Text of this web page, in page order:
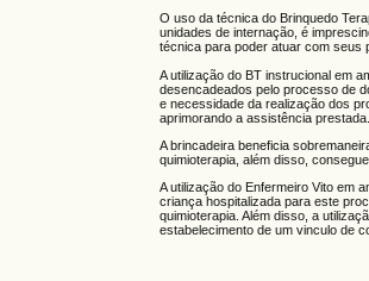
O uso da técnica do Brinquedo
unidades de internação, é
técnica para poder atuar com seus
A utilização do BT instrucional em
desencadeados pelo processo de
e necessidade da realização dos
aprimorando a assistência prestada.
A brincadeira beneficia
quimioterapia, além disso,
A utilização do Enfermeiro Vito em
criança hospitalizada para este
quimioterapia. Além disso, a
estabelecimento de um vinculo de